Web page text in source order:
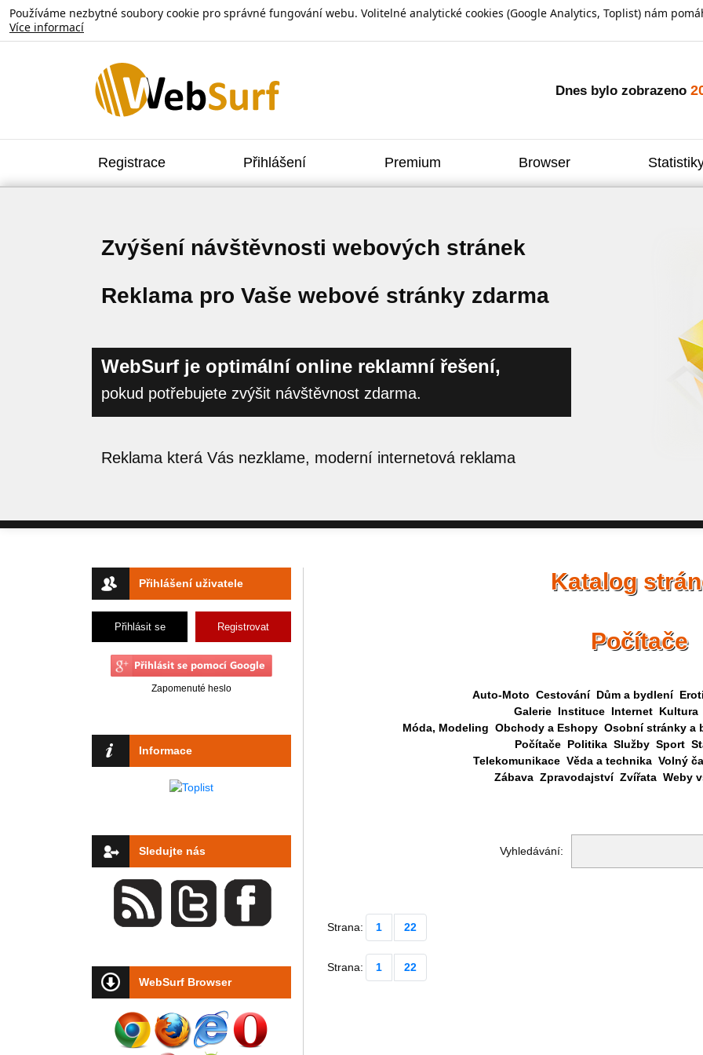
Používáme nezbytné soubory cookie pro správné fungování webu. Volitelné analytické cookies (Google Analytics, Toplist) nám
Více informací
Dnes bylo zobrazeno
Registrace Přihlášení Premium Browser
Zvýšení návštěvnosti webových stránek
Reklama pro Vaše webové stránky zdarma
WebSurf je optimální online reklamní řešení,
pokud potřebujete zvýšit návštěvnost zdarma.
Reklama která Vás nezklame, moderní internetová reklama
Přihlášení uživatele
Přihlásit se Registrovat
Zapomenuté heslo
Informace
Sledujte nás
WebSurf Browser
Katalog
Počítače
Auto-Moto Cestování Dům a bydlení
Galerie Instituce Internet Kultura
Móda, Modeling Obchody a Eshopy Osobní stránky a
Počítače Politika Služby Sport
Telekomunikace Věda a technika Volný
Zábava Zpravodajství Zvířata Weby
Vyhledávání:
Strana: 1 22
Strana: 1 22